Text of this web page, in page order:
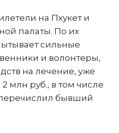
на Пхукет и
палаты. По их
сильные
и волонтеры,
на лечение, уже
млн руб., в том числе
бывший